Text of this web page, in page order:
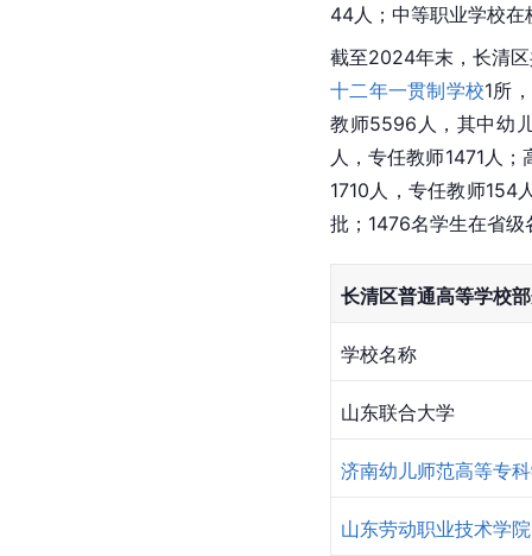
44人；中等职业学校在
截至2024年末，长清
十二年一贯制学校1所，
教师5596人，其中幼
人，专任教师1471人
1710人，专任教师154
批；1476名学生在省
长清区普通高等学校
学校名称
山东联合大学
济南幼儿师范高等专
山东劳动职业技术学院